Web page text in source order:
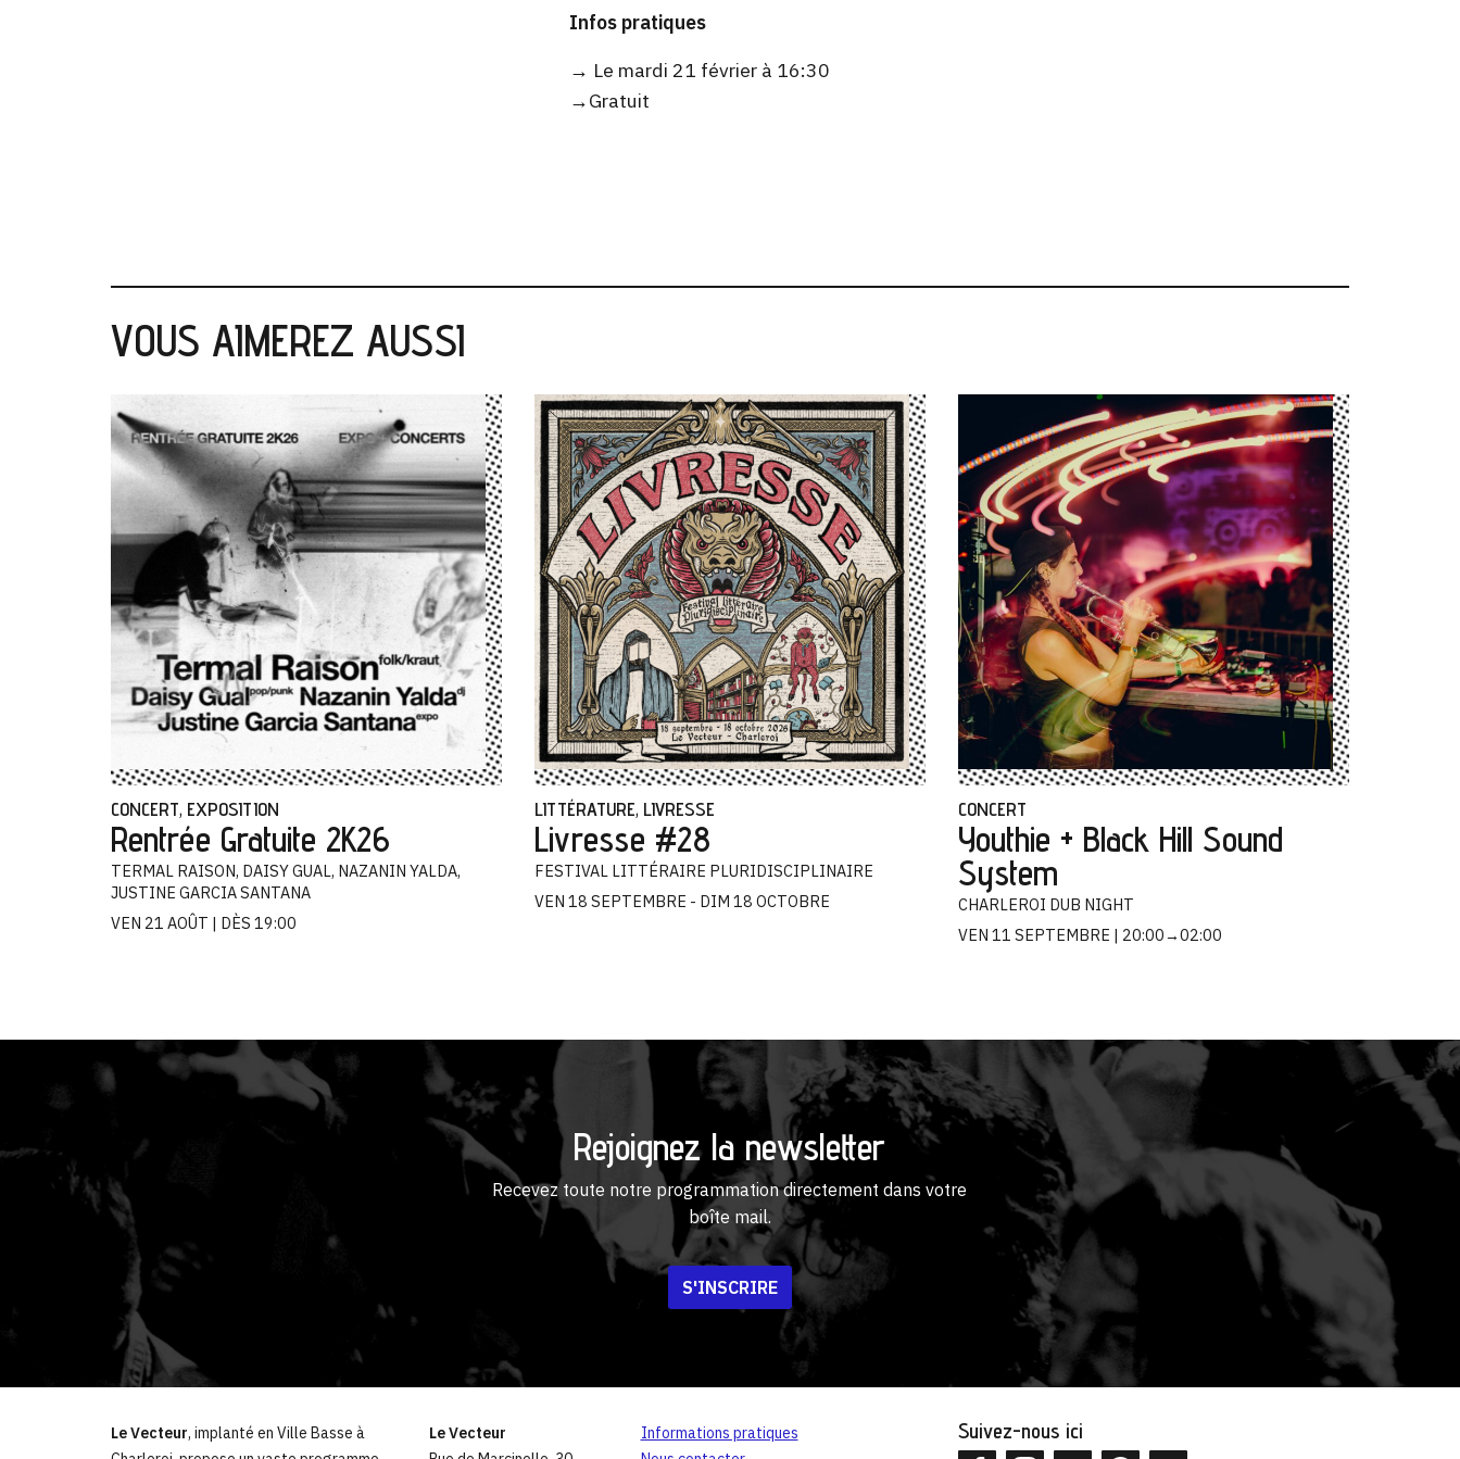
Infos pratiques
→ Le mardi 21 février à 16:30
→Gratuit
VOUS AIMEREZ AUSSI
CONCERT, EXPOSITION
Rentrée Gratuite 2K26
TERMAL RAISON, DAISY GUAL, NAZANIN YALDA,
JUSTINE GARCIA SANTANA
VEN 21 AOÛT
DÈS 19:00
LITTÉRATURE, LIVRESSE
Livresse #28
FESTIVAL LITTÉRAIRE PLURIDISCIPLINAIRE
VEN 18 SEPTEMBRE - DIM 18 OCTOBRE
CONCERT
Youthie + Black Hill Sound
System
CHARLEROI DUB NIGHT
VEN 11 SEPTEMBRE
20:00→02:00
Rejoignez la newsletter
Recevez toute notre programmation directement dans votre
boîte mail.
S'INSCRIRE
Le Vecteur, implanté en Ville Basse à
Le Vecteur
Informations pratiques
Suivez-nous ici